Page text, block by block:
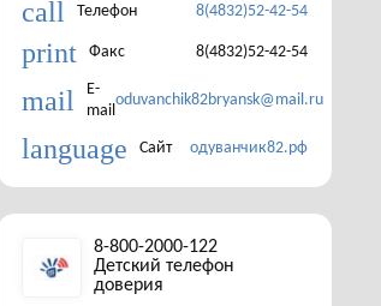
call Телефон 8(4832)52-42-54
print Факс 8(4832)52-42-54
mail
E-
mail
oduvanchik82bryansk@mail.ru
language Сайт одуванчик82.рф
8-800-2000-122
Детский телефон
доверия